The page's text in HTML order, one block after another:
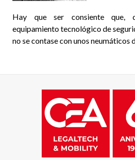
Hay que ser consiente que,
equipamiento tecnológico de
no se contase con unos neumáticos